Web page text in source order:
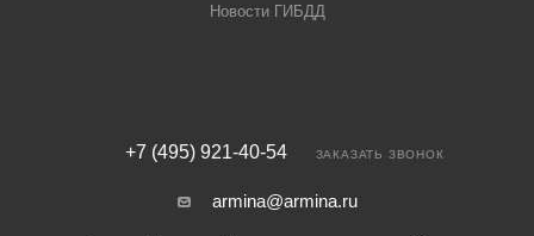
Новости ГИБДД
+7 (495) 921-40-54 ЗАКАЗАТЬ ЗВОНОК
armina@armina.ru